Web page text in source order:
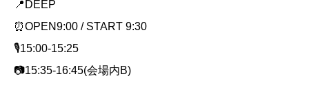
📍DEEP
⏰OPEN9:00 / START 9:30
🎙️15:00-15:25
📷15:35-16:45(会場内B)